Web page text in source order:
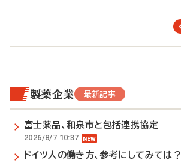
製薬企業 最新記事
富士薬品、和泉市と包括連携協定
2026/8/7 10:37
ドイツ人の働き方、参考にしてみては？